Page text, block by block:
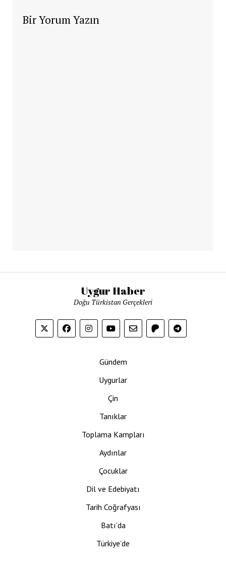
Bir Yorum Yazın
Uygur Haber
Doğu Türkistan Gerçekleri
Gündem
Uygurlar
Çin
Tanıklar
Toplama Kampları
Aydınlar
Çocuklar
Dil ve Edebiyatı
Tarih Coğrafyası
Batı’da
Türkiye’de